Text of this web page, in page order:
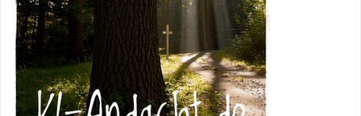
für
kulturelle
Entwicklung"